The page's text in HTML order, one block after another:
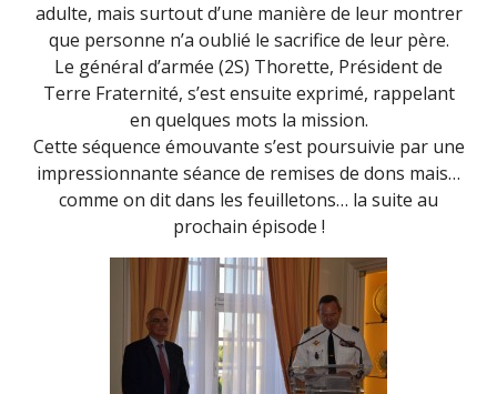
adulte, mais surtout d’une manière de leur montrer
que personne n’a oublié le sacrifice de leur père.
Le général d’armée (2S) Thorette, Président de
Terre Fraternité, s’est ensuite exprimé, rappelant
en quelques mots la mission.
Cette séquence émouvante s’est poursuivie par une
impressionnante séance de remises de dons mais…
comme on dit dans les feuilletons… la suite au
prochain épisode !